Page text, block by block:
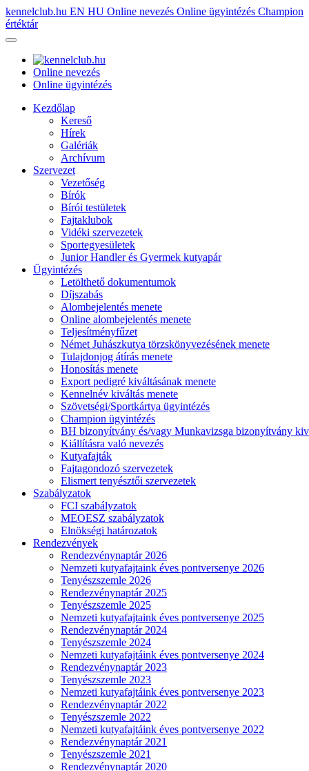
kennelclub.hu EN HU Online nevezés Online ügyintézés Champion
értéktár
Online nevezés
Online ügyintézés
Kezdőlap
Kereső
Hírek
Galériák
Archívum
Szervezet
Vezetőség
Bírók
Bírói testületek
Fajtaklubok
Vidéki szervezetek
Sportegyesületek
Junior Handler és Gyermek kutyapár
Ügyintézés
Letölthető dokumentumok
Díjszabás
Alombejelentés menete
Online alombejelentés menete
Teljesítményfűzet
Német Juhászkutya törzskönyvezésének menete
Tulajdonjog átírás menete
Honosítás menete
Export pedigré kiváltásának menete
Kennelnév kiváltás menete
Szövetségi/Sportkártya ügyintézés
Champion ügyintézés
BH bizonyítvány és/vagy Munkavizsga bizonyítvány
Kiállításra való nevezés
Kutyafajták
Fajtagondozó szervezetek
Elismert tenyésztői szervezetek
Szabályzatok
FCI szabályzatok
MEOESZ szabályzatok
Elnökségi határozatok
Rendezvények
Rendezvénynaptár 2026
Nemzeti kutyafajtaink éves pontversenye 2026
Tenyészszemle 2026
Rendezvénynaptár 2025
Tenyészszemle 2025
Nemzeti kutyafajtaink éves pontversenye 2025
Rendezvénynaptár 2024
Tenyészszemle 2024
Nemzeti kutyafajtáink éves pontversenye 2024
Rendezvénynaptár 2023
Tenyészszemle 2023
Nemzeti kutyafajtáink éves pontversenye 2023
Rendezvénynaptár 2022
Tenyészszemle 2022
Nemzeti kutyafajtáink éves pontversenye 2022
Rendezvénynaptár 2021
Tenyészszemle 2021
Rendezvénynaptár 2020